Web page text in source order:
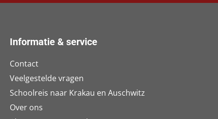
Informatie & service
Contact
Veelgestelde vragen
Schoolreis naar Krakau en Auschwitz
Over ons